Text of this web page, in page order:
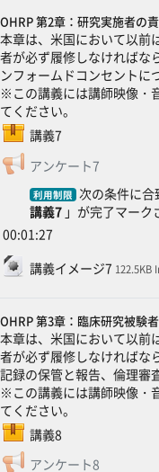
OHRP 第2章：研究実施者の
本章は、米国において以前
者が必ず履修しなければな
ンフォームドコンセントに
※この講義には講師映像・
てください。
講義7
SCORMパッケージ
アンケート7フィードバ
利用制限 次の条件に合
講義7」が完了マーク
00:01:27
講義イメージ7ファイル122.5KB
OHRP 第3章：臨床研究被験
本章は、米国において以前
者が必ず履修しなければな
記録の保管と報告、倫理審
※この講義には講師映像・
てください。
講義8
SCORMパッケージ
アンケート8フィードバ